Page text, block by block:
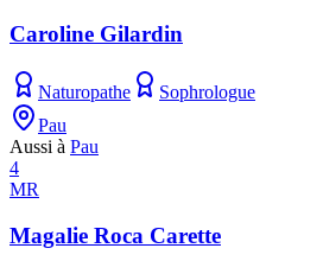
Caroline Gilardin
Naturopathe
Sophrologue
Pau
Aussi à Pau
4
MR
Magalie Roca Carette